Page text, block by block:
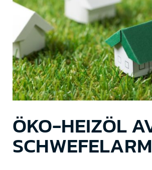
ÖKO-HEIZÖL
SCHWEFELARM